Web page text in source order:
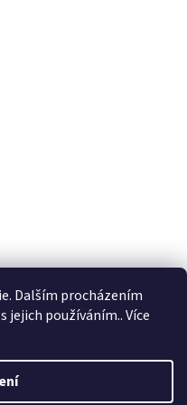
Dalším procházením
jejich používáním.. Více